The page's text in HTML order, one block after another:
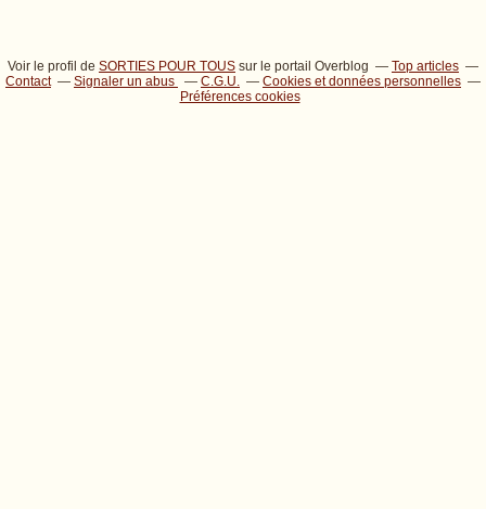
Voir le profil de SORTIES POUR TOUS sur le portail Overblog
Top articles
Contact
Signaler un abus C.G.U.
Cookies et données personnelles
Préférences cookies